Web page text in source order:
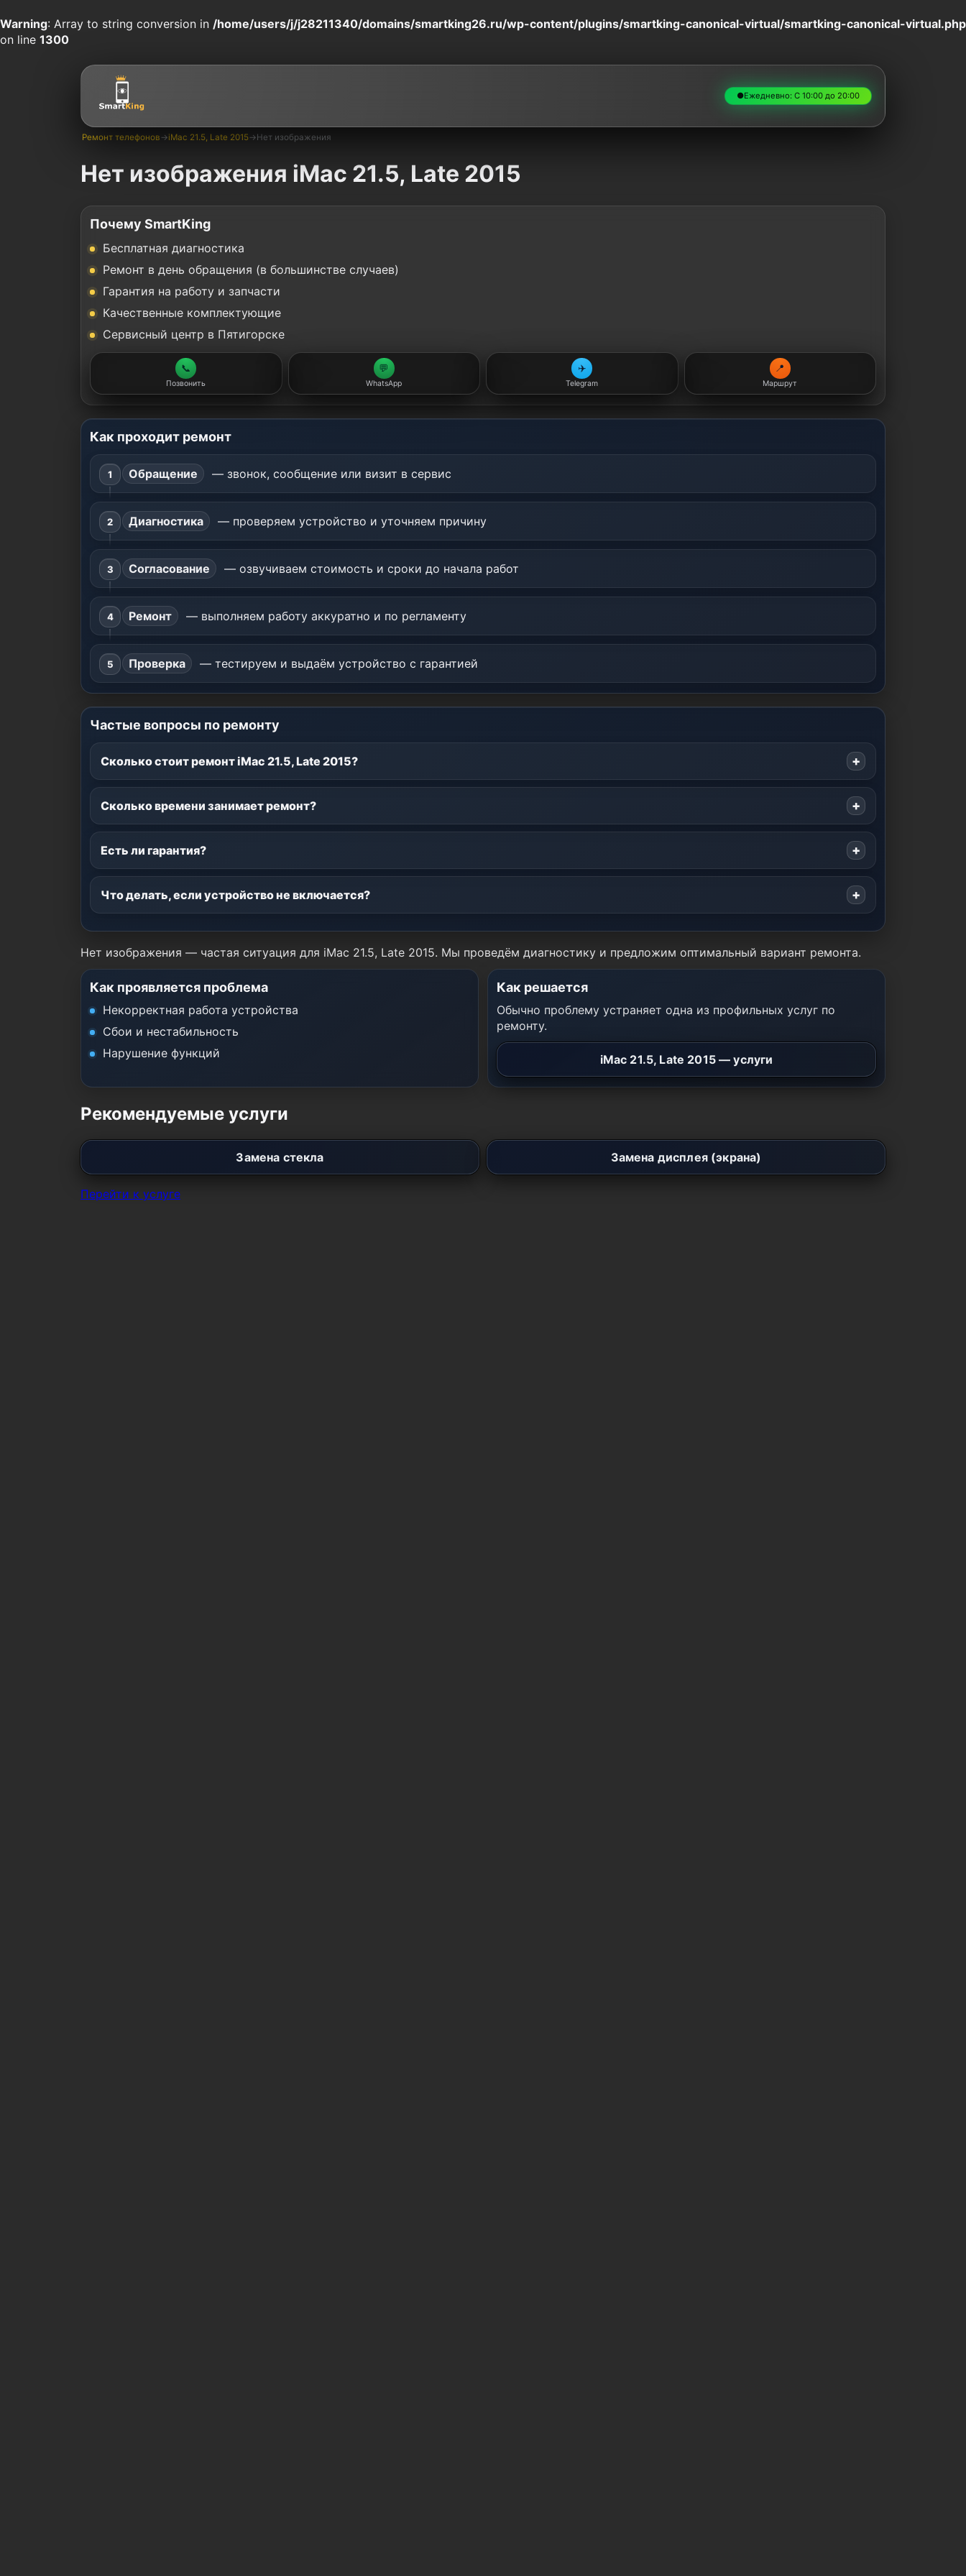
Warning: Array to string conversion in /home/users/j/j28211340/domains/smartking26.ru/wp-content/plugins/smartking-canonical-virtual/smartking-canonical-virtual.php
on line 1300
●Ежедневно: С 10:00 до 20:00
Ремонт телефонов→iMac 21.5, Late 2015→Нет изображения
Нет изображения iMac 21.5, Late 2015
Почему SmartKing
Бесплатная диагностика
Ремонт в день обращения (в большинстве случаев)
Гарантия на работу и запчасти
Качественные комплектующие
Сервисный центр в Пятигорске
📞
Позвонить
💬
WhatsApp
✈️
Telegram
📍
Маршрут
Как проходит ремонт
Обращение — звонок, сообщение или визит в сервис
Диагностика — проверяем устройство и уточняем причину
Согласование — озвучиваем стоимость и сроки до начала работ
Ремонт — выполняем работу аккуратно и по регламенту
Проверка — тестируем и выдаём устройство с гарантией
Частые вопросы по ремонту
Сколько стоит ремонт iMac 21.5, Late 2015?
Сколько времени занимает ремонт?
Есть ли гарантия?
Что делать, если устройство не включается?
Нет изображения — частая ситуация для iMac 21.5, Late 2015. Мы проведём диагностику и предложим оптимальный вариант ремонта.
Как проявляется проблема
Некорректная работа устройства
Сбои и нестабильность
Нарушение функций
Как решается
Обычно проблему устраняет одна из профильных услуг по
ремонту.
iMac 21.5, Late 2015 — услуги
Рекомендуемые услуги
Замена стекла Замена дисплея (экрана)
Перейти к услуге